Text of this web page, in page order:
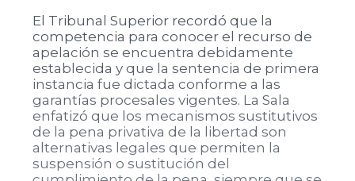
El Tribunal Superior recordó que la
competencia para conocer el recurso de
apelación se encuentra debidamente
establecida y que la sentencia de primera
instancia fue dictada conforme a las
garantías procesales vigentes. La Sala
enfatizó que los mecanismos sustitutivos
de la pena privativa de la libertad son
alternativas legales que permiten la
suspensión o sustitución del